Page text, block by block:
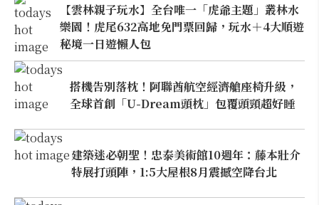
【雲林親子玩水】全台唯一「虎爺主題」叢林水
樂園！虎尾632高地免門票回歸，玩水＋4大順遊
秘境一日遊懶人包
搭機告別落枕！阿聯酋航空經濟艙座椅升級，
全球首創「U-Dream頭枕」包覆頭頸超好睡
建築迷必朝聖！忠泰美術館10週年：藤本壯介
特展打頭陣，1:5大屋根8月震撼空降台北